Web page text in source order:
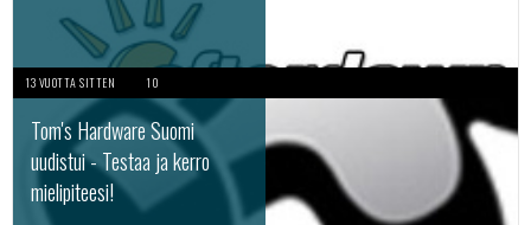
13 VUOTTA SITTEN 10
Tom's Hardware Suomi
uudistui - Testaa ja kerro
mielipiteesi!